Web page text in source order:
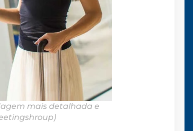
mais detalhada e